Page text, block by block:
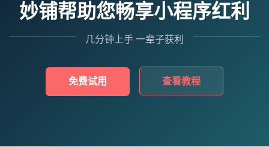
妙铺帮助您畅享小程序红利
几分钟上手 一辈子获利
免费试用 查看教程